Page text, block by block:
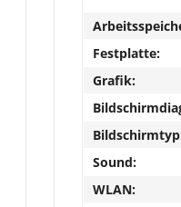
Festplatte:
Grafik:
Sound:
WLAN: